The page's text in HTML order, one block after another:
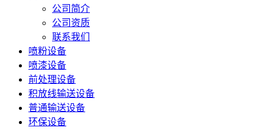
公司简介
公司资质
联系我们
喷粉设备
喷漆设备
前处理设备
积放线输送设备
普通输送设备
环保设备